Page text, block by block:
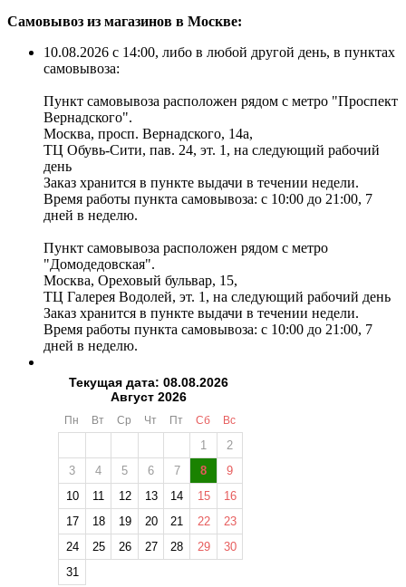
Самовывоз из магазинов в Москве:
10.08.2026 с 14:00, либо в любой другой день, в пунктах
самовывоза:
Пункт самовывоза расположен рядом с метро "Проспект
Вернадского".
Москва, просп. Вернадского, 14а,
ТЦ Обувь-Сити, пав. 24, эт. 1, на следующий рабочий
день
Заказ хранится в пункте выдачи в течении недели.
Время работы пункта самовывоза: с 10:00 до 21:00, 7
дней в неделю.
Пункт самовывоза расположен рядом с метро
"Домодедовская".
Москва, Ореховый бульвар, 15,
ТЦ Галерея Водолей, эт. 1, на следующий рабочий день
Заказ хранится в пункте выдачи в течении недели.
Время работы пункта самовывоза: с 10:00 до 21:00, 7
дней в неделю.
Текущая дата: 08.08.2026
Август 2026
Пн Вт Ср Чт Пт Сб Вс
1
2
3
4 5 6 7 8
9
10
11 12 13 14 15
16
17
18 19 20 21 22
23
24
25 26 27 28 29
30
31